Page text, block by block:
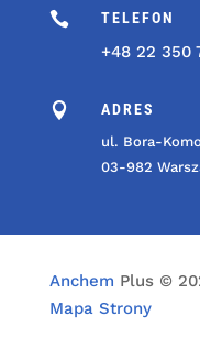
 TELEFON
+48 22 350
 ADRES
ul. Bora-
03-982
Anchem Plus ©
Mapa Strony